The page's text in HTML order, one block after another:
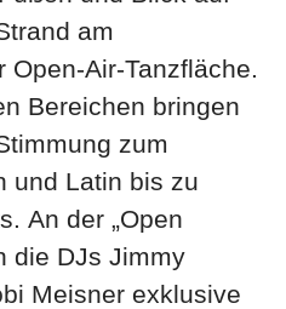
am
Open-Air-Tanzfläche.
Bereichen bringen
zum
und Latin bis zu
An der „Open
die DJs Jimmy
Meisner exklusive